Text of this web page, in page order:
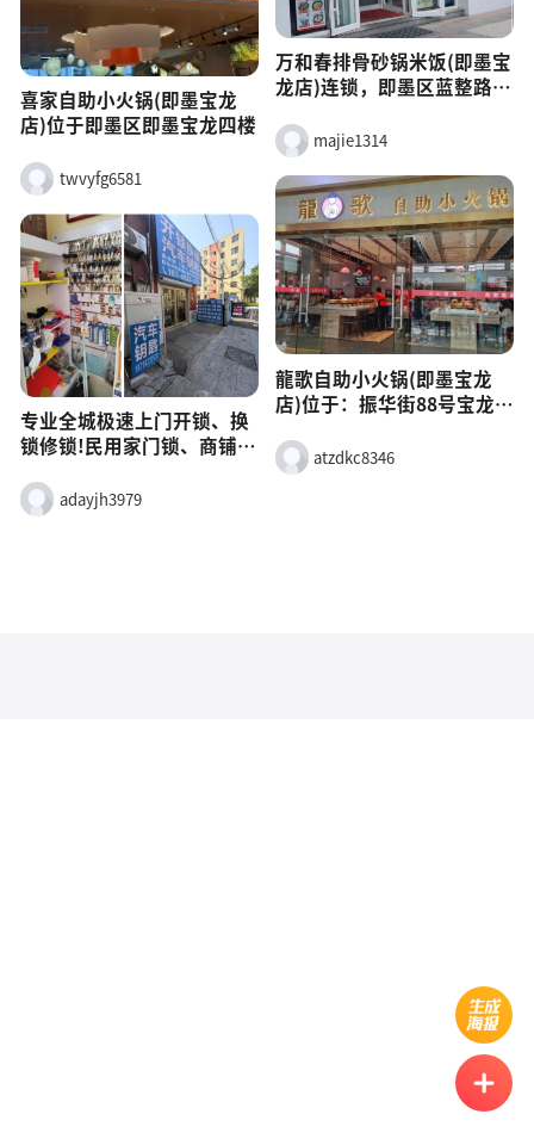
喜家自助小火锅(即墨宝龙
店)位于即墨区即墨宝龙四楼
twvyfg6581
专业全城极速上门开锁、换
锁修锁!民用家门锁、商铺门
类汽车遥控钥匙、智能芯片
钥匙;指纹密码锁销售安装、
adayjh3979
万和春排骨砂锅米饭(即墨宝
龙店)连锁，即墨区蓝整路宝
号
majie1314
龍歌自助小火锅(即墨宝龙
店)位于：振华街88号宝龙城
atzdkc8346